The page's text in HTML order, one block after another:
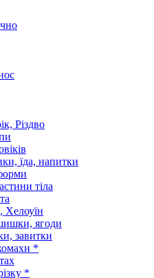
Різдво
їда, напитки
тіла
Хелоуїн
ягоди
завитки
*
*